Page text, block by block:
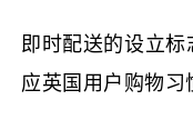
即时配送的设立标
应英国用户购物习